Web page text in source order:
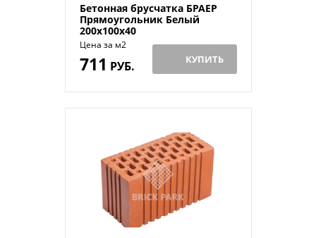
Бетонная брусчатка БРАЕР
Прямоугольник Белый
200x100x40
Цена за м2
711 РУБ. КУПИТЬ